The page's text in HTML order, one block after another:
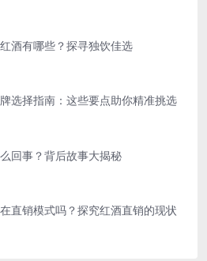
酒有哪些？探寻独饮佳选
选择指南：这些要点助你精准挑选
回事？背后故事大揭秘
直销模式吗？探究红酒直销的现状